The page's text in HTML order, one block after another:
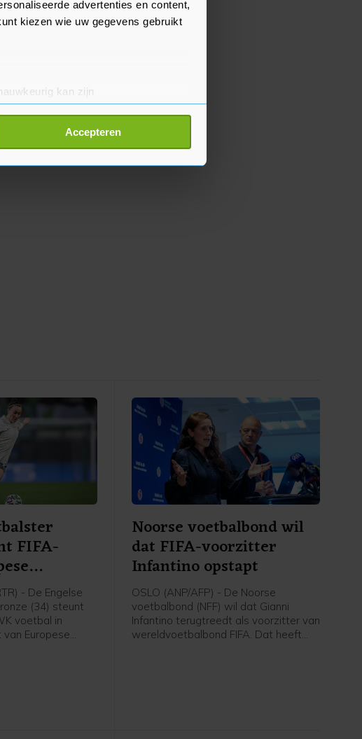
advertenties en content,
kiezen wie uw gegevens gebruikt
kan zijn
(fingerprinting)
in het
detailgedeelte
Accepteren
FIFA-
- De Engelse
(34) steunt
voetbal in
Europese
Noorse voetbalbond wil
dat FIFA-voorzitter
Infantino opstapt
OSLO (ANP/AFP) - De Noorse
voetbalbond (NFF) wil dat Gianni
Infantino terugtreedt als voorzitter van
wereldvoetbalbond FIFA. Dat heeft